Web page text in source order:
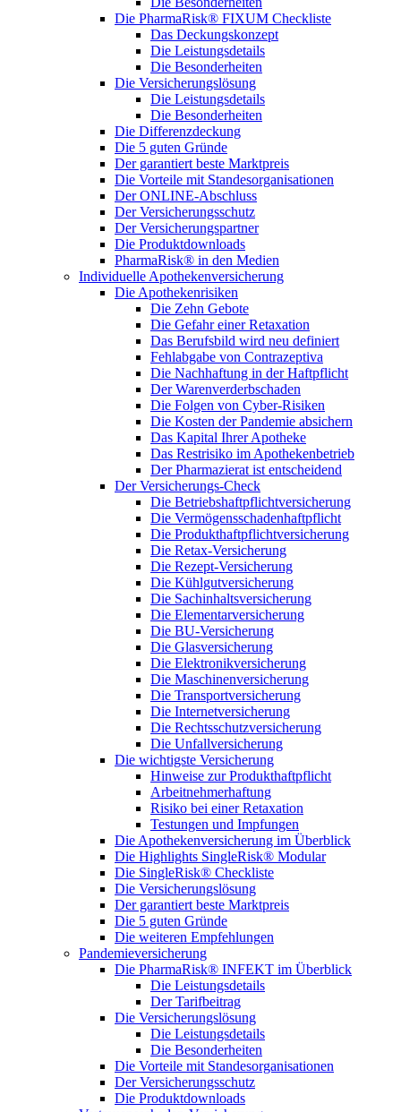
Die PharmaRisk® FIXUM Checkliste
Das Deckungskonzept
Die Leistungsdetails
Die Besonderheiten
Die Versicherungslösung
Die Leistungsdetails
Die Besonderheiten
Die Differenzdeckung
Die 5 guten Gründe
Der garantiert beste Marktpreis
Die Vorteile mit Standesorganisationen
Der ONLINE-Abschluss
Der Versicherungsschutz
Der Versicherungspartner
Die Produktdownloads
PharmaRisk® in den Medien
Individuelle Apothekenversicherung
Die Apothekenrisiken
Die Zehn Gebote
Die Gefahr einer Retaxation
Das Berufsbild wird neu definiert
Fehlabgabe von Contrazeptiva
Die Nachhaftung in der Haftpflicht
Der Warenverderbschaden
Die Folgen von Cyber-Risiken
Die Kosten der Pandemie absichern
Das Kapital Ihrer Apotheke
Das Restrisiko im Apothekenbetrieb
Der Pharmazierat ist entscheidend
Der Versicherungs-Check
Die Betriebshaftpflichtversicherung
Die Vermögensschadenhaftpflicht
Die Produkthaftpflichtversicherung
Die Retax-Versicherung
Die Rezept-Versicherung
Die Kühlgutversicherung
Die Sachinhaltsversicherung
Die Elementarversicherung
Die BU-Versicherung
Die Glasversicherung
Die Elektronikversicherung
Die Maschinenversicherung
Die Transportversicherung
Die Internetversicherung
Die Rechtsschutzversicherung
Die Unfallversicherung
Die wichtigste Versicherung
Hinweise zur Produkthaftpflicht
Arbeitnehmerhaftung
Risiko bei einer Retaxation
Testungen und Impfungen
Die Apothekenversicherung im Überblick
Die Highlights SingleRisk® Modular
Die SingleRisk® Checkliste
Die Versicherungslösung
Der garantiert beste Marktpreis
Die 5 guten Gründe
Die weiteren Empfehlungen
Pandemieversicherung
Die PharmaRisk® INFEKT im Überblick
Die Leistungsdetails
Der Tarifbeitrag
Die Versicherungslösung
Die Leistungsdetails
Die Besonderheiten
Die Vorteile mit Standesorganisationen
Der Versicherungsschutz
Die Produktdownloads